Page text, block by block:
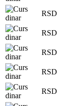
RSD
RSD
RSD
RSD
RSD